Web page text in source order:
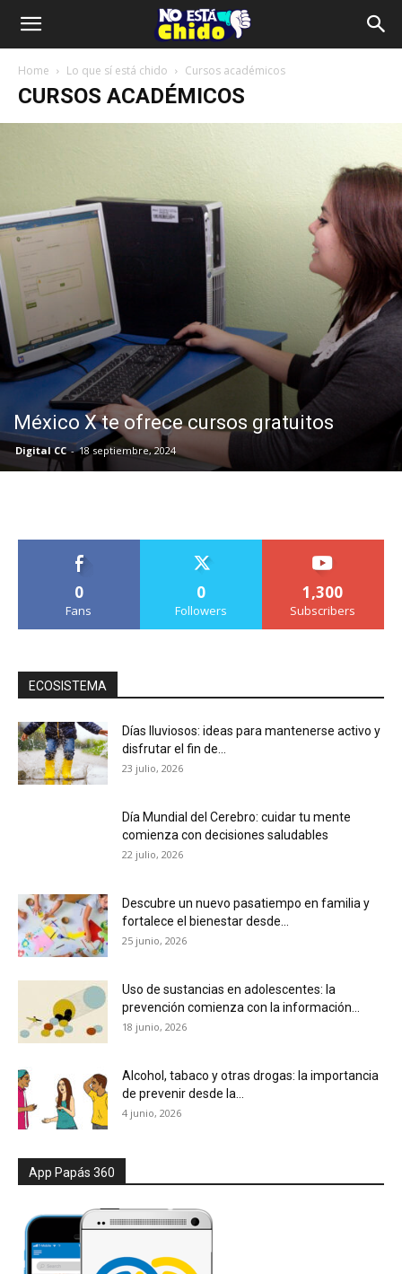
Home Lo que sí está chido Cursos académicos
CURSOS ACADÉMICOS
México X te ofrece cursos gratuitos
Digital CC - 18 septiembre, 2024
0
Fans
0
Followers
1,300
Subscribers
ECOSISTEMA
Días lluviosos: ideas para mantenerse activo y
disfrutar el fin de...
23 julio, 2026
Día Mundial del Cerebro: cuidar tu mente
comienza con decisiones saludables
22 julio, 2026
Descubre un nuevo pasatiempo en familia y
fortalece el bienestar desde...
25 junio, 2026
Uso de sustancias en adolescentes: la
prevención comienza con la información...
18 junio, 2026
Alcohol, tabaco y otras drogas: la importancia
de prevenir desde la...
4 junio, 2026
App Papás 360